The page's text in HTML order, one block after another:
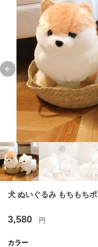
Previous slide
犬 ぬいぐるみ もちもち
3,580 円
カラー